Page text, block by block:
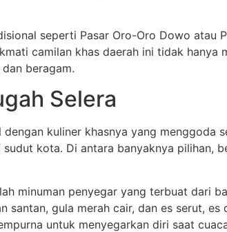
seperti Pasar Oro-Oro Dowo atau
camilan khas daerah ini tidak hanya
beragam.
Selera
kuliner khasnya yang menggoda
kota. Di antara banyaknya pilihan,
minuman penyegar yang terbuat dari
gula merah cair, dan es serut, es
untuk menyegarkan diri saat